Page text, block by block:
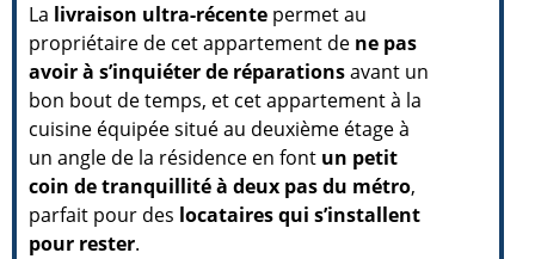
La livraison ultra-récente permet au
propriétaire de cet appartement de ne pas
avoir à s’inquiéter de réparationsavant un
bon bout de temps, et cet appartement à la
cuisine équipée situé au deuxième étage à
un angle de la résidence en font un petit
coin de tranquillité à deux pas du métro,
parfait pour des locataires qui s’installent
pour rester.